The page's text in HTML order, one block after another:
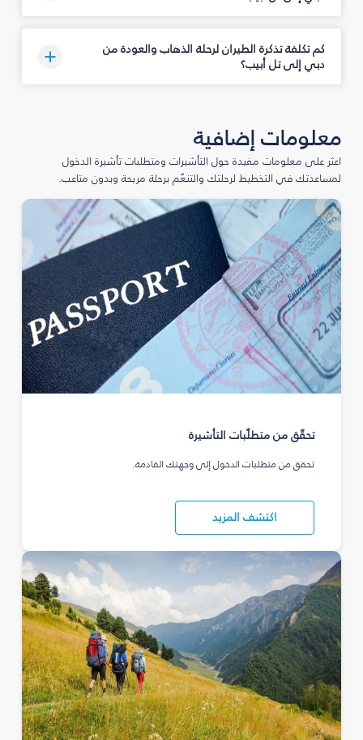
كم تكلفة تذكرة الطيران لرحلة الذهاب والعودة من
دبي إلى تل أبيب؟
معلومات إضافية
اعثر على معلومات مفيدة حول التأشيرات ومتطلبات تأشيرة الدخول
لمساعدتك في التخطيط لرحلتك والتنعّم برحلة مريحة وبدون متاعب.
تحقّق من متطلّبات التأشيرة
تحقق من متطلبات الدخول إلى وجهتك القادمة.
اكتشف المزيد